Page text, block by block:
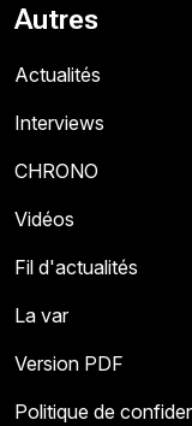
Autres
Actualités
Interviews
CHRONO
Vidéos
Fil d'actualités
La var
Version PDF
Politique de